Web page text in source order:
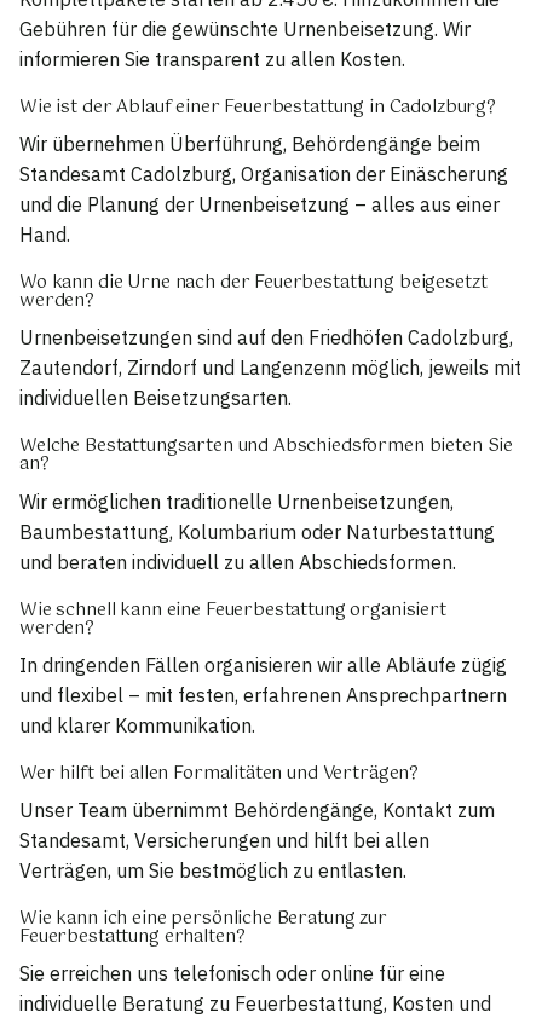
Gebühren für die gewünschte Urnenbeisetzung. Wir
informieren Sie transparent zu allen Kosten.
Wie ist der Ablauf einer Feuerbestattung in Cadolzburg?
Wir übernehmen Überführung, Behördengänge beim
Standesamt Cadolzburg, Organisation der Einäscherung
und die Planung der Urnenbeisetzung – alles aus einer
Hand.
Wo kann die Urne nach der Feuerbestattung beigesetzt
werden?
Urnenbeisetzungen sind auf den Friedhöfen Cadolzburg,
Zautendorf, Zirndorf und Langenzenn möglich, jeweils mit
individuellen Beisetzungsarten.
Welche Bestattungsarten und Abschiedsformen bieten Sie
an?
Wir ermöglichen traditionelle Urnenbeisetzungen,
Baumbestattung, Kolumbarium oder Naturbestattung
und beraten individuell zu allen Abschiedsformen.
Wie schnell kann eine Feuerbestattung organisiert
werden?
In dringenden Fällen organisieren wir alle Abläufe zügig
und flexibel – mit festen, erfahrenen Ansprechpartnern
und klarer Kommunikation.
Wer hilft bei allen Formalitäten und Verträgen?
Unser Team übernimmt Behördengänge, Kontakt zum
Standesamt, Versicherungen und hilft bei allen
Verträgen, um Sie bestmöglich zu entlasten.
Wie kann ich eine persönliche Beratung zur
Feuerbestattung erhalten?
Sie erreichen uns telefonisch oder online für eine
individuelle Beratung zu Feuerbestattung, Kosten und